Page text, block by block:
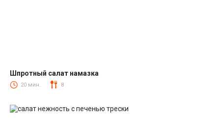
Салаты со шпротами
Шпротный салат намазка
20 мин. 8